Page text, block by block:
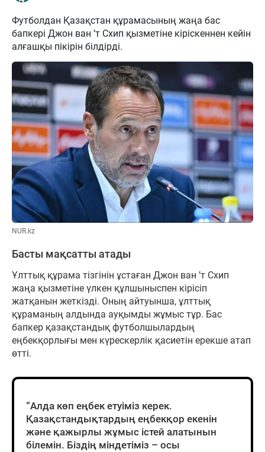
Футболдан Қазақстан құрамасының жаңа бас
бапкері Джон ван ’т Схип қызметіне кіріскеннен кейін
алғашқы пікірін білдірді.
NUR.kz
Басты мақсатты атады
Ұлттық құрама тізгінін ұстаған Джон ван ’т Схип
жаңа қызметіне үлкен құлшыныспен кірісіп
жатқанын жеткізді. Оның айтуынша, ұлттық
құраманың алдында ауқымды жұмыс тұр. Бас
бапкер қазақстандық футболшылардың
еңбекқорлығы мен күрескерлік қасиетін ерекше атап
өтті.
“Алда көп еңбек етуіміз керек.
Қазақстандықтардың еңбекқор екенін
және қажырлы жұмыс істей алатынын
білемін. Біздің міндетіміз – осы